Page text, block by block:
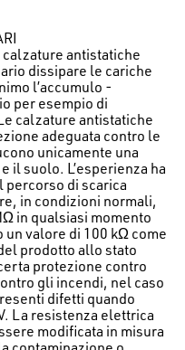
calzature antistatiche
dissipare le cariche
l’accumulo -
per esempio di
calzature antistatiche
adeguata contro le
unicamente una
il suolo. L’esperienza ha
percorso di scarica
in condizioni normali,
in qualsiasi momento
valore di 100 kΩ come
prodotto allo stato
protezione contro
gli incendi, nel caso
difetti quando
La resistenza elettrica
modificata in misura